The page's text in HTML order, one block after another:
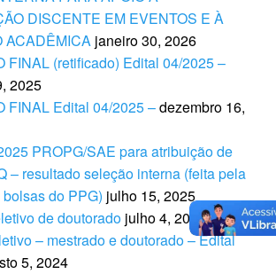
DISCENTE EM EVENTOS E À
ACADÊMICA janeiro 30, 2026
FINAL (retificado) Edital 04/2025 –
2025
FINAL Edital 04/2025 –dezembro 16,
PROPG/SAE para atribuição de
– resultado seleção interna (feita pela
do PPG) julho 15, 2025
de doutorado julho 4, 2025
– mestrado e doutorado – Edital
5, 2024